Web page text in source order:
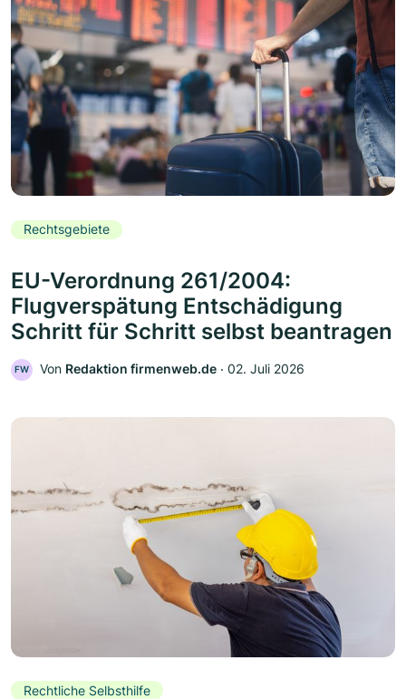
Rechtsgebiete
EU-Verordnung 261/2004:
Flugverspätung Entschädigung
Schritt für Schritt selbst beantragen
FW Von Redaktion firmenweb.de ‧ 02. Juli 2026
Rechtliche Selbsthilfe